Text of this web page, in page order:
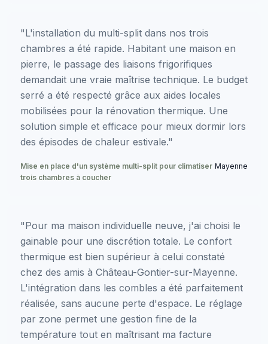
"L'installation du multi-split dans nos trois
chambres a été rapide. Habitant une maison en
pierre, le passage des liaisons frigorifiques
demandait une vraie maîtrise technique. Le budget
serré a été respecté grâce aux aides locales
mobilisées pour la rénovation thermique. Une
solution simple et efficace pour mieux dormir lors
des épisodes de chaleur estivale."
Mise en place d'un système multi-split pour climatiser
trois chambres à coucher
Mayenne
"Pour ma maison individuelle neuve, j'ai choisi le
gainable pour une discrétion totale. Le confort
thermique est bien supérieur à celui constaté
chez des amis à Château-Gontier-sur-Mayenne.
L'intégration dans les combles a été parfaitement
réalisée, sans aucune perte d'espace. Le réglage
par zone permet une gestion fine de la
température tout en maîtrisant ma facture